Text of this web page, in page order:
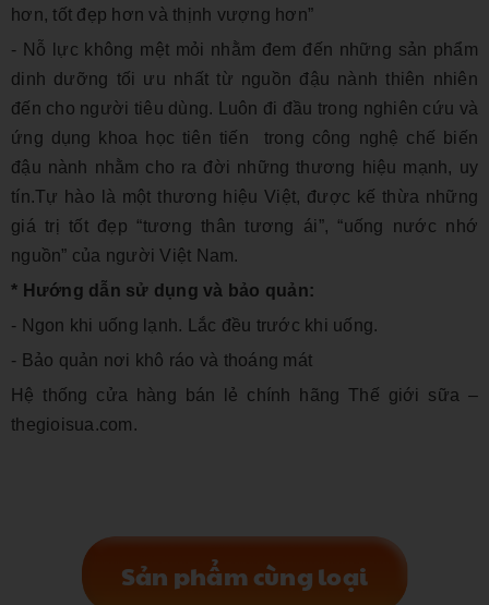
hơn, tốt đẹp hơn và thịnh vượng hơn”
- Nỗ lực không mệt mỏi nhằm đem đến những sản phẩm
dinh dưỡng tối ưu nhất từ nguồn đậu nành thiên nhiên
đến cho người tiêu dùng. Luôn đi đầu trong nghiên cứu và
ứng dụng khoa học tiên tiến trong công nghệ chế biến
đậu nành nhằm cho ra đời những thương hiệu mạnh, uy
tín.Tự hào là một thương hiệu Việt, được kế thừa những
giá trị tốt đẹp “tương thân tương ái”, “uống nước nhớ
nguồn” của người Việt Nam.
* Hướng dẫn sử dụng và bảo quản:
- Ngon khi uống lạnh. Lắc đều trước khi uống.
- Bảo quản nơi khô ráo và thoáng mát
Hệ thống cửa hàng bán lẻ chính hãng Thế giới sữa –
thegioisua.com.
Sản phẩm cùng loại